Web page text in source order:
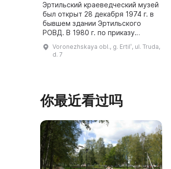
Эртильский краеведческий музей
был открыт 28 декабря 1974 г. в
бывшем здании Эртильского
РОВД. В 1980 г. по приказу
получил звание «Народный», а в
Voronezhskaya obl., g. Ertilʹ, ul. Truda,
d. 7
你最近看过吗